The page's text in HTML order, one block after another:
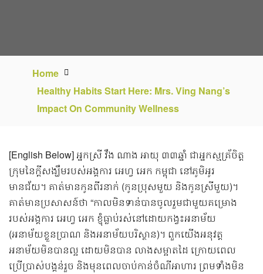
Home
Healthy Habits Start Here: Mrs. Ving Nang’s
Impact On Community Wellness
[English Below]អ្នកស្រី វឹង ណាង អាយុ ៣៣ឆ្នាំ ជាអ្នកស្មគ្រ័ចិត្ត
ក្រុមនៃក្តីសង្ឃឹមរបស់អង្គការ អេហ្វ អេក កម្ពុជា នៅភូមិអូរ
មានជ័យ។ គាត់មានកូនពីរនាក់ (កូនប្រុសមួយ និងកូនស្រីមួយ)។
គាត់មានប្រសាសន៍ថា “កាលមិនទាន់បានចូលរួមជាមួយគម្រោង
របស់អង្គកា​រ អេហ្វ អេក ខ្ញុំធ្លាប់រស់នៅដោយកង្វះអនាម័យ
(អនាម័យខ្លួនប្រាណ និងអនាម័យបរិស្ថាន)។ ពួកយើងអនុវត្ត
អនាម័យមិនបានល្អ ដោយមិនបាន លាងសម្អាតដៃ ​ក្រោយពេល
ប្រើប្រាស់បង្គន់រួច និ​ងមុនពេលចាប់កាន់ចំណីអាហារ​ ព្រមទាំងមិន